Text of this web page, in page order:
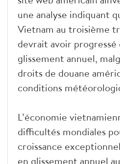
une analyse indiquant
Vietnam au troisième
devrait avoir progressé
glissement annuel,
droits de douane
conditions
L’économie
difficultés mondiales
croissance
en glissement annuel